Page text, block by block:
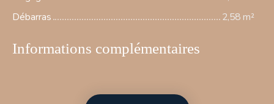
Débarras
2,58 m²
Informations complémentaires